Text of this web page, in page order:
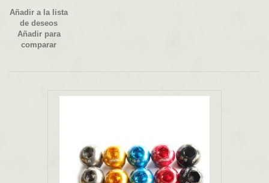
Añadir a la lista
de deseos
Añadir para
comparar